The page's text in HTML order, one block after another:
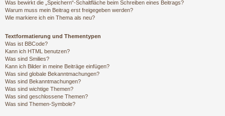
Was bewirkt die „Speichern“-Schaltfläche beim Schreiben eines Beitrags?
Warum muss mein Beitrag erst freigegeben werden?
Wie markiere ich ein Thema als neu?
Textformatierung und Thementypen
Was ist BBCode?
Kann ich HTML benutzen?
Was sind Smilies?
Kann ich Bilder in meine Beiträge einfügen?
Was sind globale Bekanntmachungen?
Was sind Bekanntmachungen?
Was sind wichtige Themen?
Was sind geschlossene Themen?
Was sind Themen-Symbole?